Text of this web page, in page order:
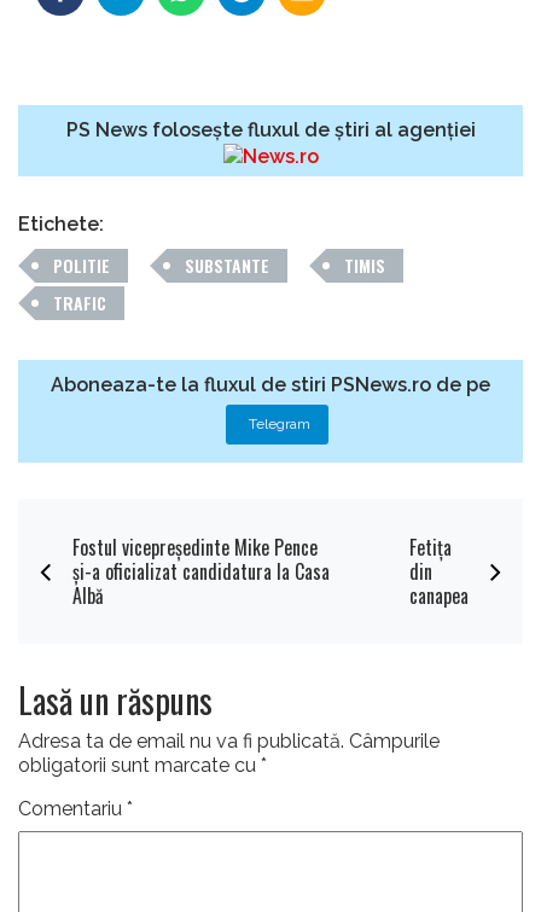
PS News folosește fluxul de știri al agenției
Etichete:
POLITIE SUBSTANTE
TIMIS
TRAFIC
Aboneaza-te la fluxul de stiri PSNews.ro de pe
Telegram
Fostul vicepreşedinte Mike Pence
şi-a oficializat candidatura la Casa
Albă
Fetița
din
canapea
Lasă un răspuns
Adresa ta de email nu va fi publicată. Câmpurile
obligatorii sunt marcate cu *
Comentariu *